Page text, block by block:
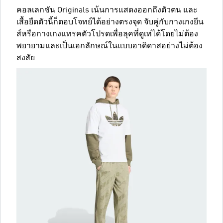
คอลเลกชัน Originals เน้นการแสดงออกถึงตัวตน และ
เสื้อยืดตัวนี้ก็ตอบโจทย์ได้อย่างตรงจุด จับคู่กับกางเกงยีน
ส์หรือกางเกงแทรคตัวโปรดเพื่อลุคที่ดูเท่ได้โดยไม่ต้อง
พยายามและเป็นเอกลักษณ์ในแบบอาดิดาสอย่างไม่ต้อง
สงสัย